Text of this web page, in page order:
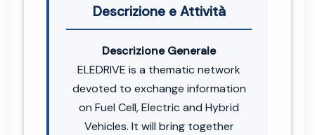
Descrizione e Attività
Descrizione Generale
ELEDRIVE is a thematic network
devoted to exchange information
on Fuel Cell, Electric and Hybrid
Vehicles. It will bring together